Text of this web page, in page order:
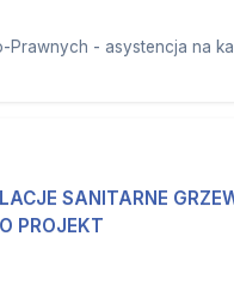
Prawnych - asystencja na
SANITARNE
PROJEKT